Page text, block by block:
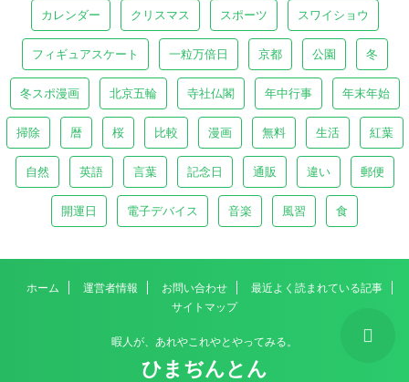
カレンダー クリスマス スポーツ スワイショウ
フィギュアスケート 一粒万倍日 京都 公園 冬
冬スポ漫画 北京五輪 寺社仏閣 年中行事 年末年始
掃除 暦 桜 比較 漫画 無料 生活 紅葉
自然 英語 言葉 記念日 通販 違い 郵便
開運日 電子デバイス 音楽 風習 食
ホーム 運営者情報 お問い合わせ
最近よく読まれている記事
サイトマップ
暇人が、あれやこれやとやってみる。
ひまぢんとん